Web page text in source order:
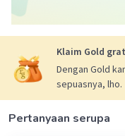
Klaim Gold
Dengan Gold
sepuasnya, lho.
Pertanyaan serupa